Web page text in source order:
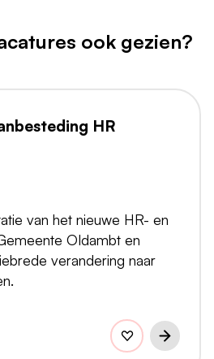
ook gezien?
HR
van het nieuwe HR- en
Oldambt en
verandering naar